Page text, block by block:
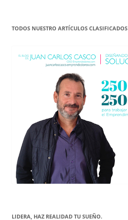
TODOS NUESTRO ARTÍCULOS CLASIFICADOS
LIDERA, HAZ REALIDAD TU SUEÑO.